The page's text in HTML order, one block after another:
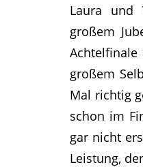
Laura und
großem
großem
Mal richtig
schon im
gar nicht
Leistung,